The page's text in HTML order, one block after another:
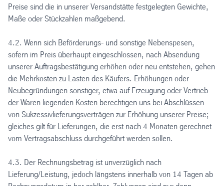
Preise sind die in unserer Versandstätte festgelegten Gewichte,
Maße oder Stückzahlen maßgebend.
4.2. Wenn sich Beförderungs- und sonstige Nebenspesen,
sofern im Preis überhaupt eingeschlossen, nach Absendung
unserer Auftragsbestätigung erhöhen oder neu entstehen, gehen
die Mehrkosten zu Lasten des Käufers. Erhöhungen oder
Neubegründungen sonstiger, etwa auf Erzeugung oder Vertrieb
der Waren liegenden Kosten berechtigen uns bei Abschlüssen
von Sukzessivlieferungsverträgen zur Erhöhung unserer Preise;
gleiches gilt für Lieferungen, die erst nach 4 Monaten gerechnet
vom Vertragsabschluss durchgeführt werden sollen.
4.3. Der Rechnungsbetrag ist unverzüglich nach
Lieferung/Leistung, jedoch längstens innerhalb von 14 Tagen ab